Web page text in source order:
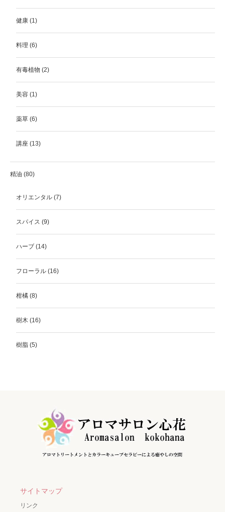
健康 (1)
料理 (6)
有毒植物 (2)
美容 (1)
薬草 (6)
講座 (13)
精油 (80)
オリエンタル (7)
スパイス (9)
ハーブ (14)
フローラル (16)
柑橘 (8)
樹木 (16)
樹脂 (5)
サイトマップ
リンク